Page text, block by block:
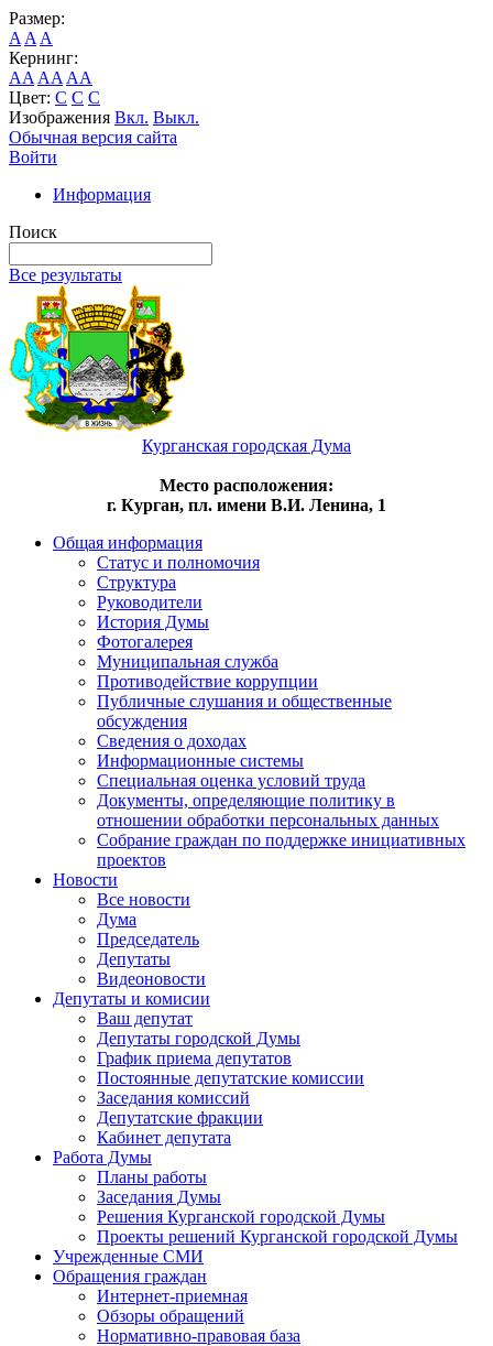
Размер:
A A A
Кернинг:
AA AA AA
Цвет: C C C
Изображения Вкл. Выкл.
Обычная версия сайта
Войти
Информация
Поиск
Все результаты
Курганская городская Дума
Место расположения:
г. Курган, пл. имени В.И. Ленина, 1
Общая информация
Статус и полномочия
Структура
Руководители
История Думы
Фотогалерея
Муниципальная служба
Противодействие коррупции
Публичные слушания и общественные
обсуждения
Сведения о доходах
Информационные системы
Специальная оценка условий труда
Документы, определяющие политику в
отношении обработки персональных данных
Собрание граждан по поддержке инициативных
проектов
Новости
Все новости
Дума
Председатель
Депутаты
Видеоновости
Депутаты и комисии
Ваш депутат
Депутаты городской Думы
График приема депутатов
Постоянные депутатские комиссии
Заседания комиссий
Депутатские фракции
Кабинет депутата
Работа Думы
Планы работы
Заседания Думы
Решения Курганской городской Думы
Проекты решений Курганской городской Думы
Учрежденные СМИ
Обращения граждан
Интернет-приемная
Обзоры обращений
Нормативно-правовая база